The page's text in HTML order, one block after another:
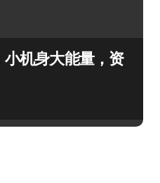
机身大能量，资